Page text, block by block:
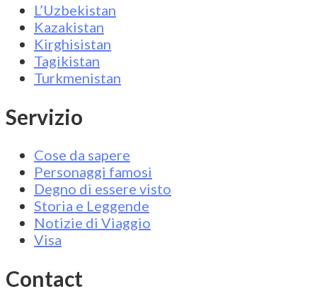
L’Uzbekistan
Kazakistan
Kirghisistan
Tagikistan
Turkmenistan
Servizio
Cose da sapere
Personaggi famosi
Degno di essere visto
Storia e Leggende
Notizie di Viaggio
Visa
Contact